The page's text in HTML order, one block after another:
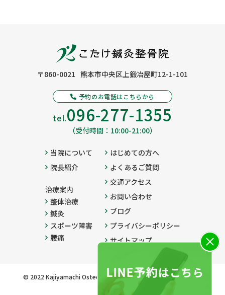
〒860-0021 熊本市中央区上鍛冶屋町12-1-101
予約のお電話はこちらから
tel.096-277-1355
（受付時間：10:00-21:00）
当院について
院長紹介
治療案内
整体治療
鍼灸
スポーツ障害
腰痛
はじめての方へ
よくあるご質問
交通アクセス
お問い合わせ
ブログ
プライバシーポリシー
サイトマップ
© 2022 Kajiyamachi Osteopathic Clinique All Rights Reserved.